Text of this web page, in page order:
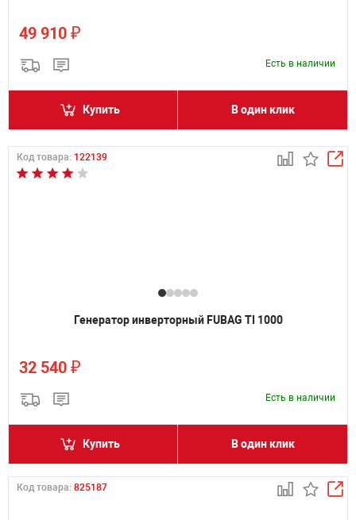
49 910 ₽
Есть в наличии
Купить В один клик
Код товара: 122139
Генератор инверторный FUBAG TI 1000
32 540 ₽
Есть в наличии
Купить В один клик
Код товара: 825187